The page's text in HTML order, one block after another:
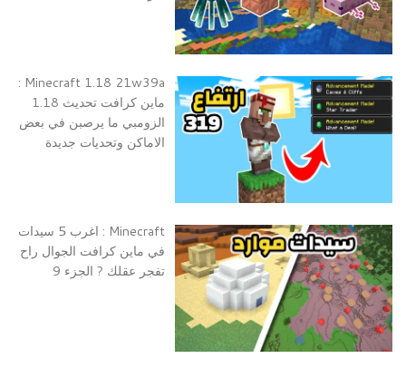
Minecraft 1.18 21w39a :
ماين كرافت تحديث 1.18
الزومبي ما يرصبن في بعض
الاماكن وتحديات جديدة
Minecraft : اغرب 5 سيدات
في ماين كرافت الجوال راح
تفجر عقلك ? الجزء 9